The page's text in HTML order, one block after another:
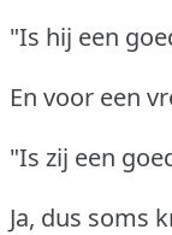
"Is hij een
En voor een
"Is zij een
Ja, dus soms